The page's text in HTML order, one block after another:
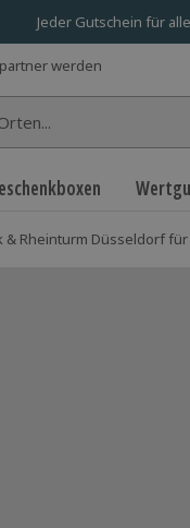
Jeder Gutschein für
werden
& Rheinturm Düsseldorf für